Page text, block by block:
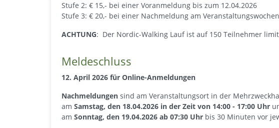
Stufe 2: € 15,- bei einer Voranmeldung bis zum 12.04.2026
Stufe 3: € 20,- bei einer Nachmeldung am
ACHTUNG: Der Nordic-Walking Lauf ist auf 150 Teilnehmer
Meldeschluss
12. April 2026 für Online-Anmeldungen
Nachmeldungen sind am Veranstaltungsort in der
am Samstag, den 18.04.2026 in der Zeit von 14:00 - 17:00 Uhr
am Sonntag, den 19.04.2026 ab 07:30 Uhr bis 30 Minuten vor